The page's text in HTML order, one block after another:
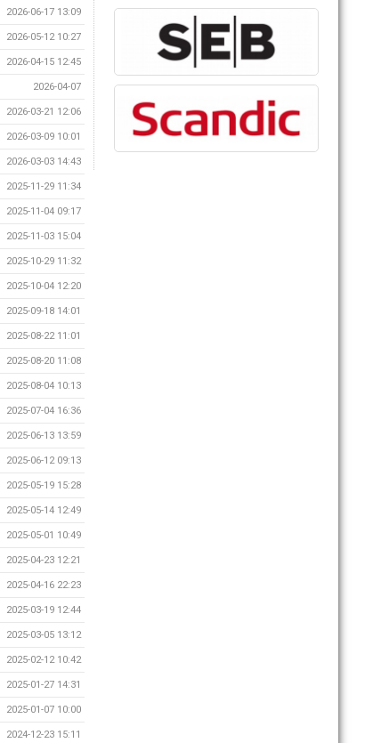
2026-06-17 13:09
2026-05-12 10:27
2026-04-15 12:45
2026-04-07
2026-03-21 12:06
2026-03-09 10:01
2026-03-03 14:43
2025-11-29 11:34
2025-11-04 09:17
2025-11-03 15:04
2025-10-29 11:32
2025-10-04 12:20
2025-09-18 14:01
2025-08-22 11:01
2025-08-20 11:08
2025-08-04 10:13
2025-07-04 16:36
2025-06-13 13:59
2025-06-12 09:13
2025-05-19 15:28
2025-05-14 12:49
2025-05-01 10:49
2025-04-23 12:21
2025-04-16 22:23
2025-03-19 12:44
2025-03-05 13:12
2025-02-12 10:42
2025-01-27 14:31
2025-01-07 10:00
2024-12-23 15:11